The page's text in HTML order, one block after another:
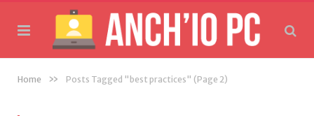
Home » Posts Tagged "best practices" (Page 2)